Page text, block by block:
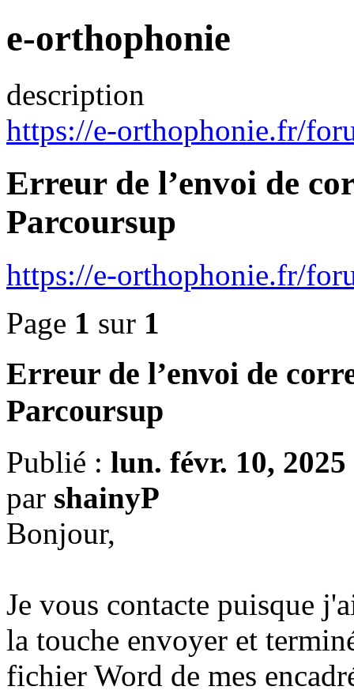
e-orthophonie
description
https://e-orthophonie.fr/
Erreur de l’envoi de
Parcoursup
https://e-orthophonie.fr/
Page 1 sur 1
Erreur de l’envoi de
Parcoursup
Publié : lun. févr. 10,
par shainyP
Bonjour,
Je vous contacte puisque
la touche envoyer et
fichier Word de mes